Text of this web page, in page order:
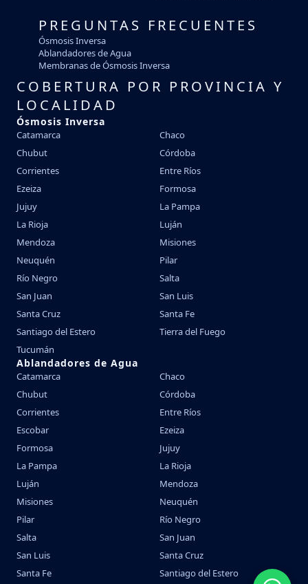
PREGUNTAS FRECUENTES
Ósmosis Inversa
Ablandadores de Agua
Membranas de Ósmosis Inversa
COBERTURA POR PROVINCIA Y
LOCALIDAD
Ósmosis Inversa
Catamarca
Chaco
Chubut
Córdoba
Corrientes
Entre Ríos
Ezeiza
Formosa
Jujuy
La Pampa
La Rioja
Luján
Mendoza
Misiones
Neuquén
Pilar
Río Negro
Salta
San Juan
San Luis
Santa Cruz
Santa Fe
Santiago del Estero
Tierra del Fuego
Tucumán
Ablandadores de Agua
Catamarca
Chaco
Chubut
Córdoba
Corrientes
Entre Ríos
Escobar
Ezeiza
Formosa
Jujuy
La Pampa
La Rioja
Luján
Mendoza
Misiones
Neuquén
Pilar
Río Negro
Salta
San Juan
San Luis
Santa Cruz
Santa Fe
Santiago del Estero